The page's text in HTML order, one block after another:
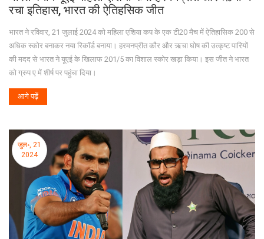
रचा इतिहास, भारत की ऐतिहसिक जीत
भारत ने रविवार, 21 जुलाई 2024 को महिला एशिया कप के एक टी20 मैच में ऐतिहासिक 200 से
अधिक स्कोर बनाकर नया रिकॉर्ड बनाया। हरमनप्रीत कौर और ऋचा घोष की उत्कृष्ट पारियों
की मदद से भारत ने यूएई के खिलाफ 201/5 का विशाल स्कोर खड़ा किया। इस जीत ने भारत
को ग्रुप ए में शीर्ष पर पहुंचा दिया।
आगे पढ़ें
जुल॰, 21
2024